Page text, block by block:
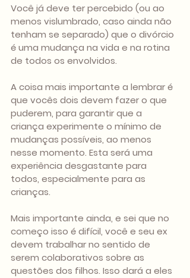
Você já deve ter percebido (ou ao
menos vislumbrado, caso ainda não
tenham se separado) que o divórcio
é uma mudança na vida e na rotina
de todos os envolvidos.
A coisa mais importante a lembrar é
que vocês dois devem fazer o que
puderem, para garantir que a
criança experimente o mínimo de
mudanças possíveis, ao menos
nesse momento. Esta será uma
experiência desgastante para
todos, especialmente para as
crianças.
Mais importante ainda, e sei que no
começo isso é difícil, você e seu ex
devem trabalhar no sentido de
serem colaborativos sobre as
questões dos filhos. Isso dará a eles